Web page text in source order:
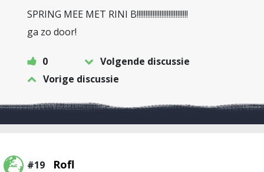
SPRING MEE MET RINI B!!!!!!!!!!!!!!!!!!!!!!!!!!!!!
ga zo door!
0
Volgende discussie
Vorige discussie
#19 Rofl